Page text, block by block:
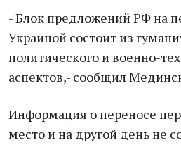
- Блок предложений РФ на
Украиной состоит из
политического и военно-
аспектов,- сообщил
Информация о переносе
место и на другой день не